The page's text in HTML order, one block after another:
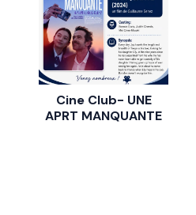
Cine Club- UNE
APRT MANQUANTE